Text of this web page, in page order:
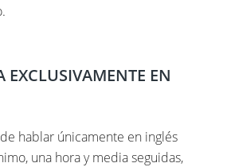
EXCLUSIVAMENTE EN
hablar únicamente en inglés
una hora y media seguidas,